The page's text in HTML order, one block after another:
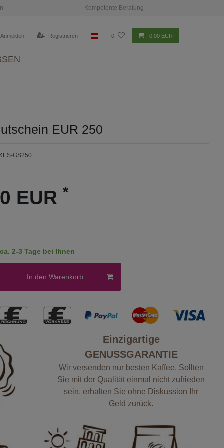
Kompetente Beratung
Anmelden Registrieren 0 0,00 EUR
EUR 250
GS250
EUR *
2-3 Tage bei Ihnen
In den Warenkorb
Einzigartige
GENUSSGARANTIE
Wir versenden nur besten Kaffee. Sollten
Sie mit der Qualität einmal nicht zufrieden
sein, erhalten Sie ohne Diskussion Ihr
Geld zurück.